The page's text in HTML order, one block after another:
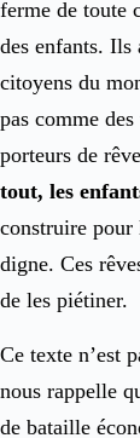
ferme de toute
des enfants. Ils
citoyens du
pas comme
porteurs de
tout, les
construire pour
digne. Ces
de les piétiner.
Ce texte n’est
nous rappelle
de bataille